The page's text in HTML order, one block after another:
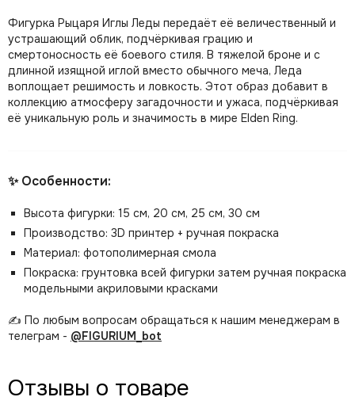
Фигурка Рыцаря Иглы Леды передаёт её величественный и
устрашающий облик, подчёркивая грацию и
смертоносность её боевого стиля. В тяжелой броне и с
длинной изящной иглой вместо обычного меча, Леда
воплощает решимость и ловкость. Этот образ добавит в
коллекцию атмосферу загадочности и ужаса, подчёркивая
её уникальную роль и значимость в мире Elden Ring.
✨ Особенности:
Высота фигурки: 15 см, 20 см, 25 см, 30 см
Производство: 3D принтер + ручная покраска
Материал: фотополимерная смола
Покраска: грунтовка всей фигурки затем ручная покраска
модельными акриловыми красками
✍️ По любым вопросам обращаться к нашим менеджерам в
телеграм - @FIGURIUM_bot
Отзывы о товаре